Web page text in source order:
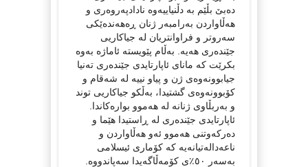
دەبێ بڵێم بە دڵنیاییەوە نادادپەروەری و
هەڵاواردن بەرامبەر ژنان ڕەهەندەێکی
سەروتر و فراوانتریان لە جیاکاریی
جێندەری هەیە. بەڵام پێویستە ئاماژە بەوە
بکرێت کە مانای ئاپارتایدی جێندەری تەنیا
جیابوونەوەی ژن و پیاو نییە لە شەقام و
کۆبوونەوەی گشتیدا، بەڵکو جیاکاریی توند
و بەربڵاوی ژنانە لە هەموو بوارەکاندا.
ئاپارتایدی جێندەری لە ڕاستیدا هێما و
دەرکەوتنی هەموو ئەو هەڵاواردن و
ناعەدالەتیانەیە کە کۆماری ئیسلامی
بەسەر ٥٠٪ی کۆمەڵاگەیدا سەپاندووە.